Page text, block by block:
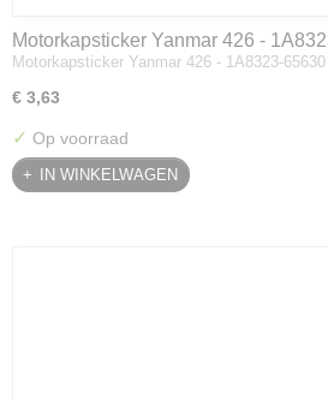
Motorkapsticker Yanmar 426 -
Motorkapsticker Yanmar 426 - 1A8323-
€ 3,63
✓ Op voorraad
IN WINKELWAGEN